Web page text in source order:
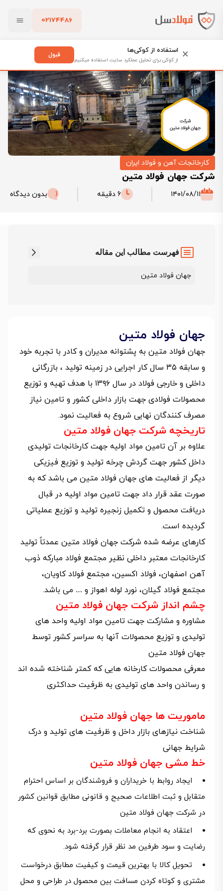
02174486
پاک کردن
فولادسل
شرکت جهان فولاد متین
کارخانجات آهن و فولاد ایران
شرکت جهان فولاد متین
۱۴۰۱/۰۸/۱۱ 6 دقیقه بدون دیدگاه
فهرست مطالب این مقاله
جهان فولاد متین
جهان فولاد متین
جهان فولاد متین به پشتوانه مدیران و کادر با تجربه خود
و سابقه ۳۵ سال کار اجرایی در زمینه تولید ، بازرگانی
داخلی و خارجی فولاد در سال ۱۳۹۶ با هدف تهیه و توزیع
محصولات فولادی جهت بازار داخلی کشور و تامین نیاز
مصرف کنندگان نهایی شروع به فعالیت نمود.
تاریخچه شرکت جهان فولاد متین
علاوه بر آن تامین مواد اولیه جهت کارخانجات تولیدی
داخل کشور جهت گردش چرخه تولید و توزیع فیزیکی
دیگر از فعالیت های جهان فولاد متین می باشد که به
صورت عقد قرار داد جهت تامین مواد اولیه در قبال
دریافت محصول و تکمیل زنجیره تولید و توزیع عملیاتی
گردیده است.
کارهای عرضه شده شرکت جهان فولاد متین عمدتاً تولید
کارخانجات معتبر داخلی نظیر مجتمع فولاد مبارکه ذوب
آهن اصفهان، فولاد اکسین، مجتمع فولاد کاویان،
مجتمع فولاد گیلان، نورد لوله اهواز و … می باشد.
چشم انداز شرکت جهان فولاد متین
مشاوره و مشارکت جهت تامین مواد اولیه واحد های
تولیدی و توزیع محصولات آنها به سراسر کشور توسط
جهان فولاد متین
معرفی محصولات کارخانه هایی که کمتر شناخته شده اند
و رساندن واحد های تولیدی به ظرفیت حداکثری
ماموریت ها جهان فولاد متین
شناخت نیازهای بازار داخل و ظرفیت های تولید و درک
شرایط جهانی
خط مشی جهان فولاد متین
ایجاد روابط با خریداران و فروشندگان بر اساس احترام
متقابل و ثبت اطلاعات صحیح و قانونی مطابق قوانین کشور
در شرکت جهان فولاد متین
اعتقاد به انجام معاملات بصورت برد-برد به نحوی که
رضایت و سود طرفین مد نظر قرار گرفته شود.
تحویل کالا با بهترین قیمت و کیفیت مطابق درخواست
مشتری و کوتاه کردن مسافت بین محصول در طراحی و محل
× استفاده از کوکی‌ها
از کوکی برای تحلیل عملکرد سایت استفاده میکنیم
قبول